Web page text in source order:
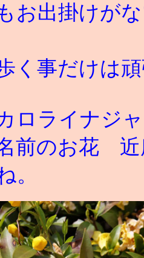
お出掛けが
く事だけは
ロライナジ
前のお花 近
。